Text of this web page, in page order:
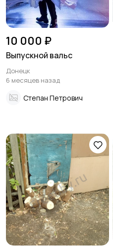
10 000 ₽
Выпускной вальс
Донецк
6 месяцев назад
Степан Петрович